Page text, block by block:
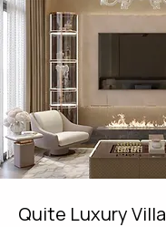
Quite Luxury Villa